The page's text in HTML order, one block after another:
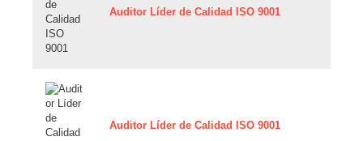
Auditor Líder de Calidad ISO 9001
Auditor Líder de Calidad ISO 9001